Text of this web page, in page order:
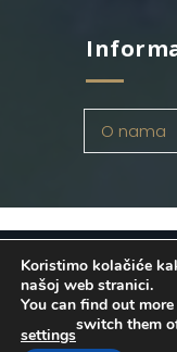
O nama
OSATINA
byINFOS
Koristimo kolačiće
našoj web stranici.
You can find out
switch them
settings